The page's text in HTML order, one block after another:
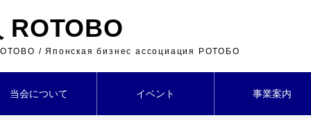
ROTOBO
/ Японская бизнес ассоциация РОТОБО
当会について イベント 事業案内